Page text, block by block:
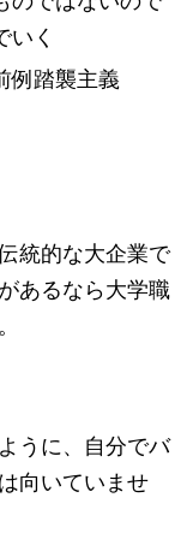
いく
例踏襲主義
統的な大企業で
あるなら大学職
うに、自分でバ
向いていませ